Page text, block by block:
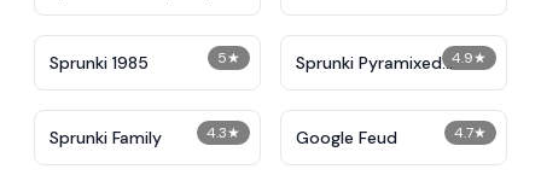
Friends
5★
Sprunki 1985 4.9★
Sprunki Pyramixed
Restyled
4.3★
Sprunki Family 4.7★
Google Feud